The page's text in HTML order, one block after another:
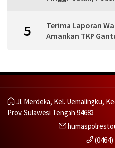
5
Terima Laporan
Amankan TKP
Jl. Merdeka, Kel. Uemalingku,
Prov. Sulawesi Tengah 94683
(0464)